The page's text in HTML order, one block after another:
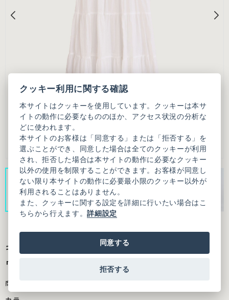
キュプラコットンローンナチュラルトリプル
ワッシャー ティアード ワンピース
商品番号：3101OP009261F01
クッキー利用に関する確認
本サイトはクッキーを使用しています。クッキーは本サ
イトの動作に必要なもののほか、アクセス状況の分析な
どに使われます。
本サイトのお客様は「同意する」または「拒否する」を
選ぶことができ、同意した場合は全てのクッキーが利用
され、拒否した場合は本サイトの動作に必要なクッキー
以外の使用を制限することができます。お客様が同意し
ない限り本サイトの動作に必要最小限のクッキー以外が
利用されることはありません。
また、クッキーに関する設定を詳細に行いたい場合はこ
ちらから行えます。詳細設定
同意する
拒否する